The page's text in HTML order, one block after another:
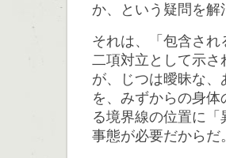
か、という疑問を解
それは、「包含さ
二項対立として示
が、じつは曖昧な
を、みずからの身
る境界線の位置に
事態が必要だからだ。